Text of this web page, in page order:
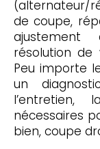
(alternateur/
de coupe,
ajustement
résolution de
Peu importe
un
l’entretien,
nécessaires
bien, coupe